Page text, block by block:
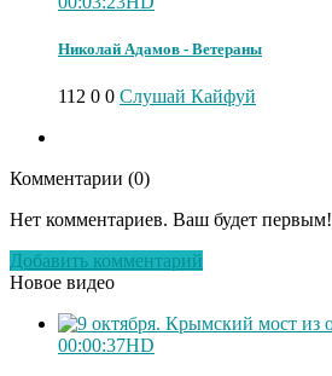
Николай Адамов - Ветераны
112 0 0 Слушай Кайфуй
Комментарии (0)
Нет комментариев. Ваш будет первым!
Добавить комментарий
Новое видео
00:00:37HD